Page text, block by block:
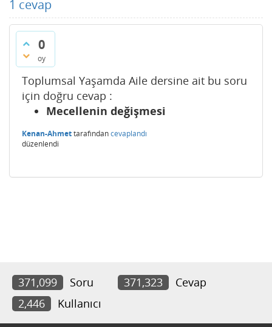
1 cevap
0
oy
Toplumsal Yaşamda Aile dersine ait bu soru
için doğru cevap :
Mecellenin değişmesi
Kenan-Ahmettarafındancevaplandı
düzenlendi
371,099 Soru 371,323
Cevap
2,446
Kullanıcı